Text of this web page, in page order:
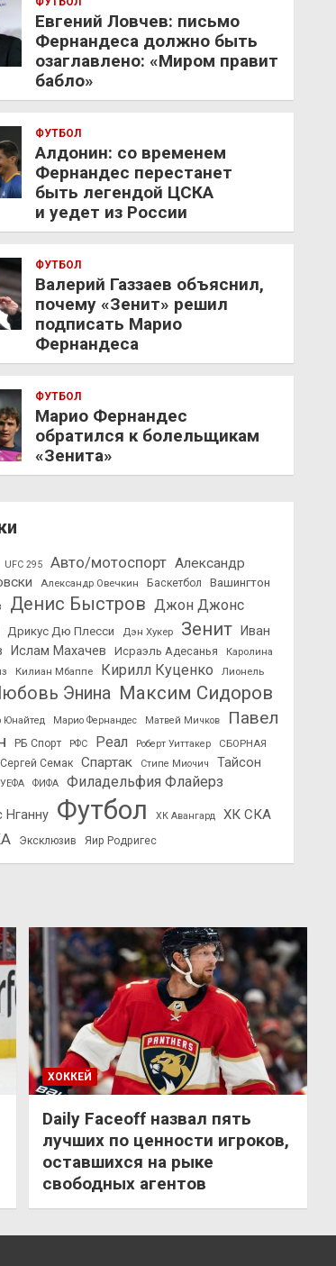
Евгений Ловчев: письмо
Фернандеса должно быть
озаглавлено: «Миром правит
бабло»
ФУТБОЛ
Алдонин: со временем
Фернандес перестанет
быть легендой ЦСКА
и уедет из России
ФУТБОЛ
Валерий Газзаев объяснил,
почему «Зенит» решил
подписать Марио
Фернандеса
ФУТБОЛ
Марио Фернандес
обратился к болельщикам
«Зенита»
UFC 295 Авто/мотоспорт Александр
Александр Овечкин Баскетбол
Вашингтон
Денис Быстров Джон Джонс
Дрикус Дю Плесси Дэн Хукер Зенит
Иван
Ислам Махачев Исраэль Адесанья
Каролина
Килиан Мбаппе Кирилл Куценко
Лионель
Энина Максим Сидоров
Юнайтед Марио Фернандес Матвей Мичков
Павел
РБ Спорт РФС Реал Роберт Уиттакер
СБОРНАЯ
Сергей Семак Спартак Стипе Миочич
Тайсон
УЕФА ФИФА Филадельфия Флайерз
Нганну Футбол ХК Авангард ХК СКА
Эксклюзив Яир Родригес
ХОККЕЙ
Daily Faceoff назвал пять
лучших по ценности игроков,
оставшихся на рыке
свободных агентов